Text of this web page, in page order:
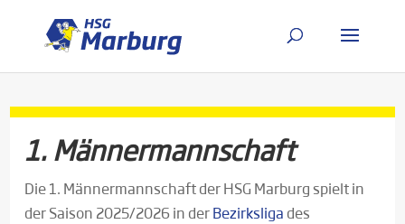
1. Männermannschaft
Die 1. Männermannschaft der HSG Marburg spielt in
der Saison 2025/2026 in derBezirksliga des